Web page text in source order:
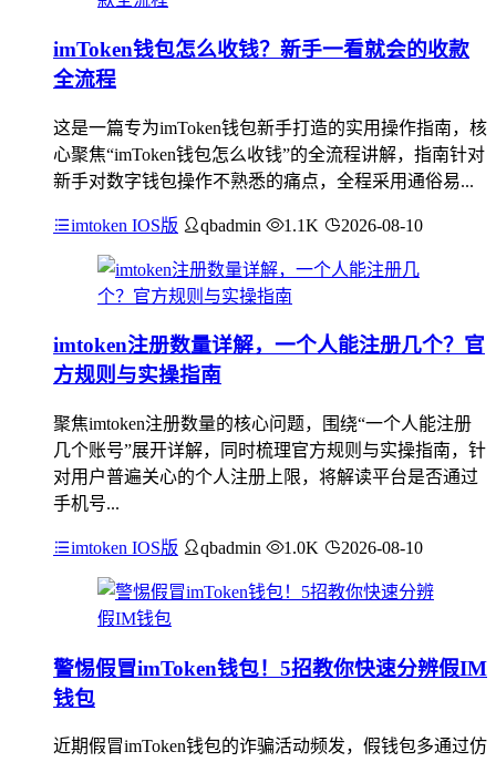
imToken钱包怎么收钱？新手一看就会的收款
全流程
这是一篇专为imToken钱包新手打造的实用操作指南，核
心聚焦“imToken钱包怎么收钱”的全流程讲解，指南针对
新手对数字钱包操作不熟悉的痛点，全程采用通俗易...
imtoken IOS版 qbadmin 1.1K 2026-08-10
imtoken注册数量详解，一个人能注册几个？官
方规则与实操指南
聚焦imtoken注册数量的核心问题，围绕“一个人能注册
几个账号”展开详解，同时梳理官方规则与实操指南，针
对用户普遍关心的个人注册上限，将解读平台是否通过
手机号...
imtoken IOS版 qbadmin 1.0K 2026-08-10
警惕假冒imToken钱包！5招教你快速分辨假IM
钱包
近期假冒imToken钱包的诈骗活动频发，假钱包多通过仿